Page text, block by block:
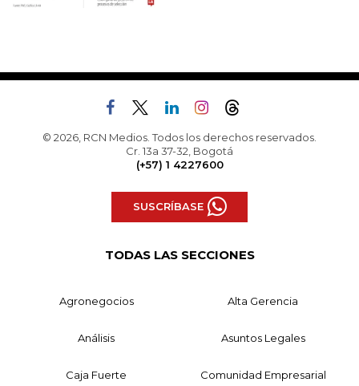
© 2026, RCN Medios. Todos los derechos reservados.
Cr. 13a 37-32, Bogotá
(+57) 1 4227600
SUSCRÍBASE
TODAS LAS SECCIONES
Agronegocios Alta Gerencia
Análisis Asuntos Legales
Caja Fuerte Comunidad Empresarial